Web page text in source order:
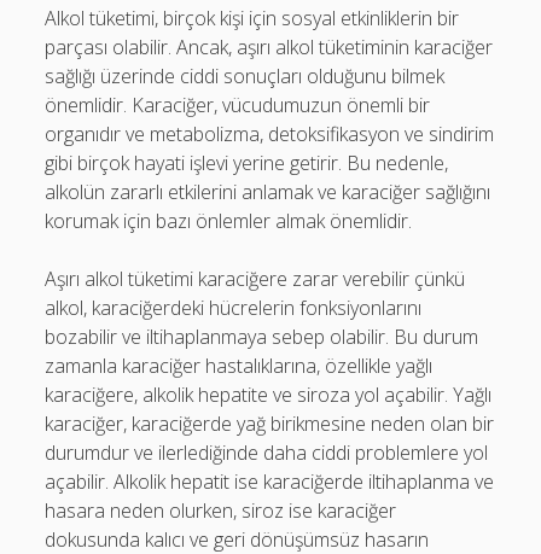
Alkol tüketimi, birçok kişi için sosyal etkinliklerin bir
parçası olabilir. Ancak, aşırı alkol tüketiminin karaciğer
sağlığı üzerinde ciddi sonuçları olduğunu bilmek
önemlidir. Karaciğer, vücudumuzun önemli bir
organıdır ve metabolizma, detoksifikasyon ve sindirim
gibi birçok hayati işlevi yerine getirir. Bu nedenle,
alkolün zararlı etkilerini anlamak ve karaciğer sağlığını
korumak için bazı önlemler almak önemlidir.
Aşırı alkol tüketimi karaciğere zarar verebilir çünkü
alkol, karaciğerdeki hücrelerin fonksiyonlarını
bozabilir ve iltihaplanmaya sebep olabilir. Bu durum
zamanla karaciğer hastalıklarına, özellikle yağlı
karaciğere, alkolik hepatite ve siroza yol açabilir. Yağlı
karaciğer, karaciğerde yağ birikmesine neden olan bir
durumdur ve ilerlediğinde daha ciddi problemlere yol
açabilir. Alkolik hepatit ise karaciğerde iltihaplanma ve
hasara neden olurken, siroz ise karaciğer
dokusunda kalıcı ve geri dönüşümsüz hasarın